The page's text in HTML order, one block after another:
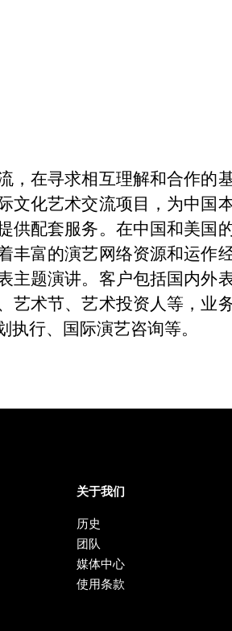
，在寻求相互理解和合作的
文化艺术交流项目，为中国
供配套服务。在中国和美国
丰富的演艺网络资源和运作
主题演讲。客户包括国内外
艺术节、艺术投资人等，业
执行、国际演艺咨询等。
关于我们
历史
团队
媒体中心
使用条款